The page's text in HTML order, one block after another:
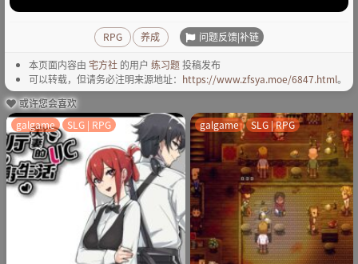
RPG 养成 问题反馈|补链
本页面内容由 宅方社 的用户 练习题投稿发布
可以转载，但请务必注明来源地址： https://www.zfsya.moe/6847.html。
或许您会喜欢
galgame SLG | RPG galgame SLG | RPG